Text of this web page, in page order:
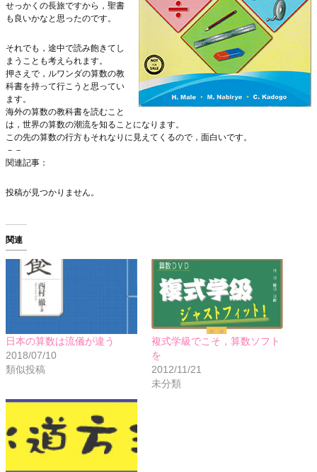
せっかくの長旅ですから，聖書
も良いかなと思ったのです。
それでも，途中で読み飽きてし
まうことも考えられます。
押さえで，ルワンダの算数の教
科書を持って行こうと思ってい
ます。
海外の算数の教科書を読むこと
は，世界の算数の潮流を知ることになります。
この先の算数の行方もそれなりに見えてくるので，面白いです。
－－
関連記事：
投稿が見つかりません。
関連
日本の算数は流儀が違う
2018/07/10
類似投稿
複式学級でこそ，算数ソフト
を
2012/11/21
未分類